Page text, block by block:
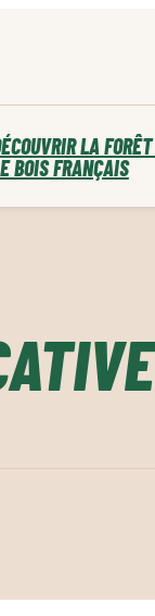
LA
BOIS FRANÇAIS